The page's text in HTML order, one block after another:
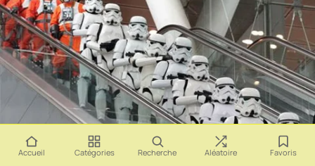
Accueil Catégories Recherche Aléatoire Favoris